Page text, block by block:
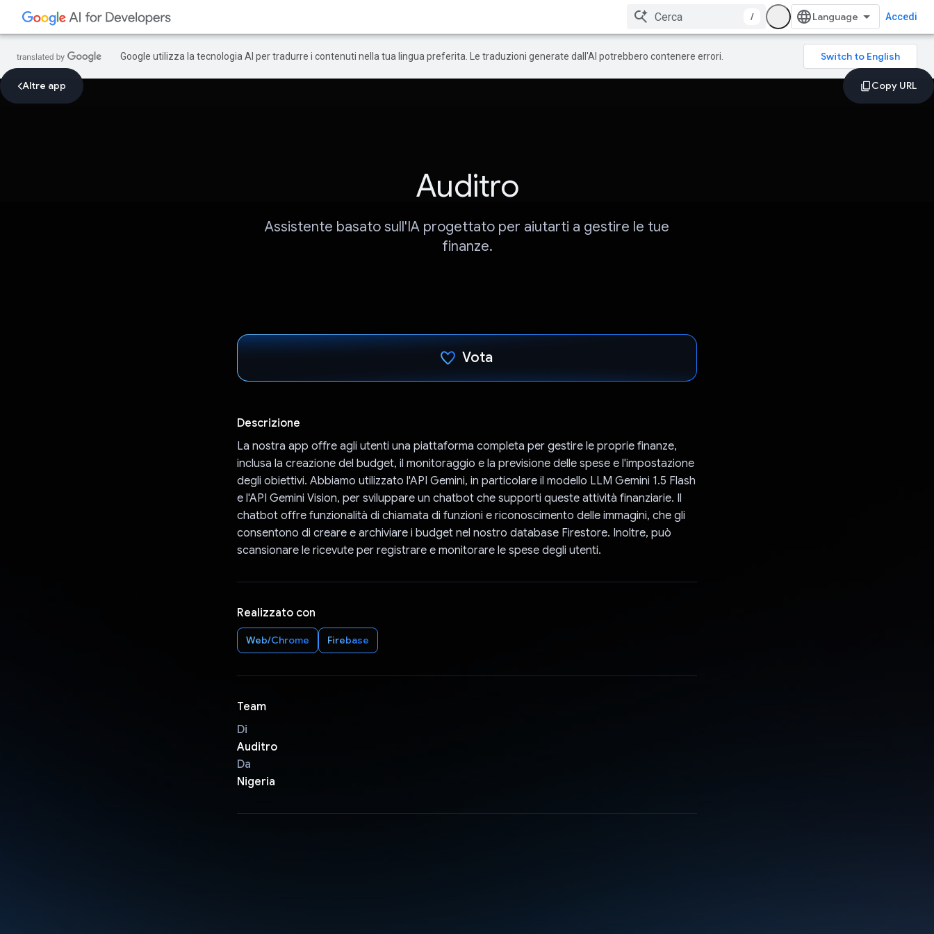
/ Accedi
Google utilizza la tecnologia AI per tradurre i contenuti nella tua lingua preferita. Le traduzioni generate dall'AI potrebbero contenere errori.
Altre app
Auditro
Assistente basato sull'IA progettato per aiutarti a gestire le tue
finanze.
Vota
Descrizione
La nostra app offre agli utenti una piattaforma completa per gestire le proprie finanze,
inclusa la creazione del budget, il monitoraggio e la previsione delle spese e l'impostazione
degli obiettivi. Abbiamo utilizzato l'API Gemini, in particolare il modello LLM Gemini 1.5 Flash
e l'API Gemini Vision, per sviluppare un chatbot che supporti queste attività finanziarie. Il
chatbot offre funzionalità di chiamata di funzioni e riconoscimento delle immagini, che gli
consentono di creare e archiviare i budget nel nostro database Firestore. Inoltre, può
scansionare le ricevute per registrare e monitorare le spese degli utenti.
Realizzato con
Web/Chrome Firebase
Team
Di
Auditro
Da
Nigeria